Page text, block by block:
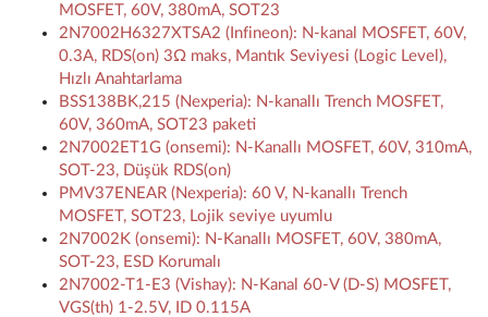
MOSFET, 60V, 380mA, SOT23
2N7002H6327XTSA2 (Infineon): N-kanal MOSFET, 60V,
0.3A, RDS(on) 3Ω maks, Mantık Seviyesi (Logic Level),
Hızlı Anahtarlama
BSS138BK,215 (Nexperia): N-kanallı Trench MOSFET,
60V, 360mA, SOT23 paketi
2N7002ET1G (onsemi): N-Kanallı MOSFET, 60V, 310mA,
SOT-23, Düşük RDS(on)
PMV37ENEAR (Nexperia): 60 V, N-kanallı Trench
MOSFET, SOT23, Lojik seviye uyumlu
2N7002K (onsemi): N-Kanallı MOSFET, 60V, 380mA,
SOT-23, ESD Korumalı
2N7002-T1-E3 (Vishay): N-Kanal 60-V (D-S) MOSFET,
VGS(th) 1-2.5V, ID 0.115A